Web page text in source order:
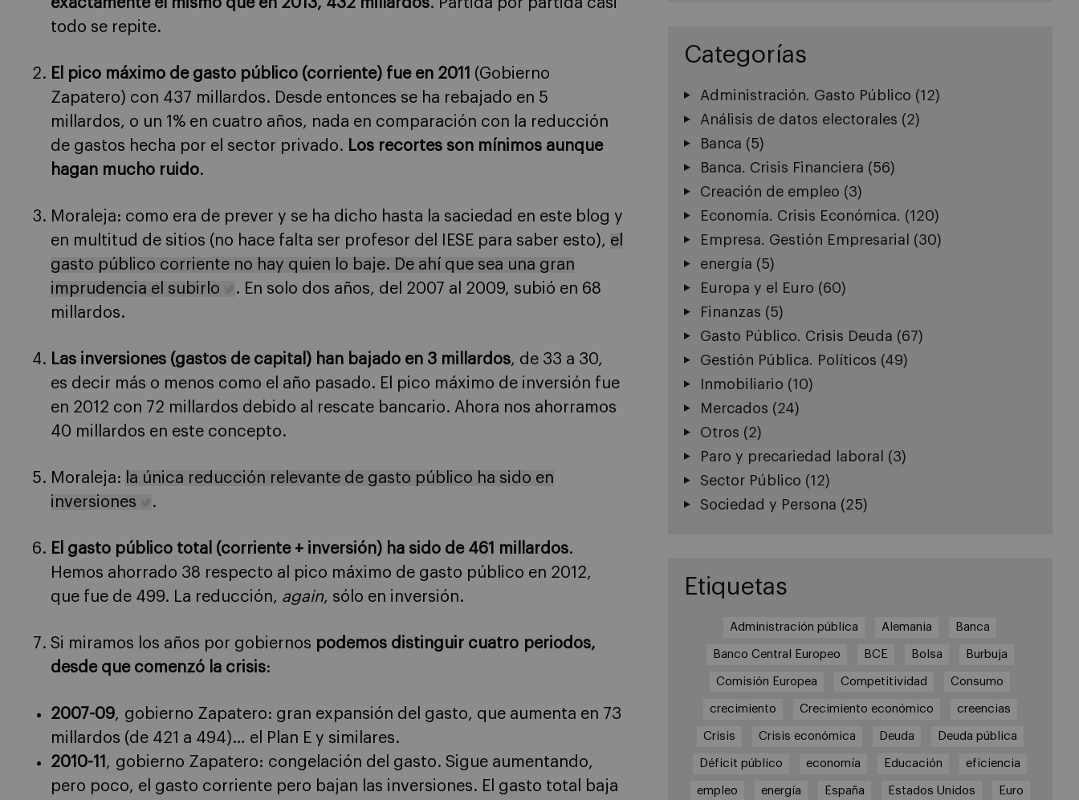
todo se repite.
El pico máximo de gasto público (corriente) fue en 2011 (Gobierno
Zapatero) con 437 millardos. Desde entonces se ha rebajado en 5
millardos, o un 1% en cuatro años, nada en comparación con la reducción
de gastos hecha por el sector privado. Los recortes son mínimos aunque
hagan mucho ruido.
Moraleja: como era de prever y se ha dicho hasta la saciedad en este blog y
en multitud de sitios (no hace falta ser profesor del IESE para saber esto), el
gasto público corriente no hay quien lo baje. De ahí que sea una gran
imprudencia el subirlo
. En solo dos años, del 2007 al 2009, subió en 68
millardos.
Las inversiones (gastos de capital) han bajado en 3 millardos, de 33 a 30,
es decir más o menos como el año pasado. El pico máximo de inversión fue
en 2012 con 72 millardos debido al rescate bancario. Ahora nos ahorramos
40 millardos en este concepto.
Moraleja: la única reducción relevante de gasto público ha sido en
inversiones
.
El gasto público total (corriente + inversión) ha sido de 461 millardos.
Hemos ahorrado 38 respecto al pico máximo de gasto público en 2012,
que fue de 499. La reducción, again, sólo en inversión.
Si miramos los años por gobiernos podemos distinguir cuatro periodos,
desde que comenzó la crisis:
2007-09, gobierno Zapatero: gran expansión del gasto, que aumenta en 73
millardos (de 421 a 494)… el Plan E y similares.
2010-11 , gobierno Zapatero: congelación del gasto. Sigue aumentando,
pero poco, el gasto corriente pero bajan las inversiones. El gasto total baja
Categorías
Administración. Gasto Público (12)
Análisis de datos electorales (2)
Banca (5)
Banca. Crisis Financiera (56)
Creación de empleo (3)
Economía. Crisis Económica. (120)
Empresa. Gestión Empresarial
(30)
energía (5)
Europa y el Euro (60)
Finanzas (5)
Gasto Público. Crisis Deuda (67)
Gestión Pública. Políticos (49)
Inmobiliario (10)
Mercados (24)
Otros (2)
Paro y precariedad laboral
(3)
Sector Público (12)
Sociedad y Persona (25)
Etiquetas
Administración pública Alemania Banca
Banco Central Europeo BCE Bolsa Burbuja
Comisión Europea Competitividad Consumo
crecimiento Crecimiento económico creencias
Crisis Crisis económica Deuda Deuda pública
Déficit público economía Educación eficiencia
empleo energía España Estados Unidos Euro